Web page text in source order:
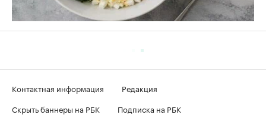
Контактная информация
Редакция
Скрыть баннеры на РБК
Подписка на РБК